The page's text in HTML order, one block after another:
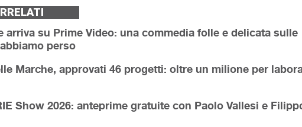
arriva su Prime Video: una commedia folle e delicata sulle
perso
Marche, approvati 46 progetti: oltre un milione per
Show 2026: anteprime gratuite con Paolo Vallesi e